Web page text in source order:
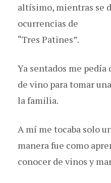
altísimo, mientras se
ocurrencias de
“Tres Patines”.
Ya sentados me
de vino para tomar
la familia.
A mí me tocaba solo
manera fue como
conocer de vinos y